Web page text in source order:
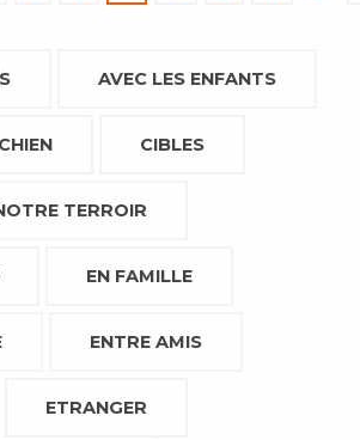
AVEC LES ENFANTS
CIBLES
TERROIR
EN FAMILLE
ENTRE AMIS
ETRANGER